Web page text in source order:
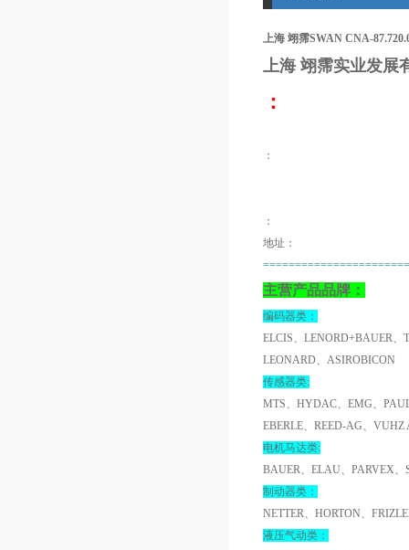
上海 翊霈SWAN CNA-
上海 翊霈实业发展
：
：
：
地址：
主营产品品牌：
编码器类：
ELCIS、LENORD+BAUER
LEONARD、ASIROBICON
传感器类:
MTS、HYDAC、EMG、
EBERLE、REED-AG、
电机马达类:
BAUER、ELAU、PARVEX
制动器类：
NETTER、HORTON、
液压气动类：